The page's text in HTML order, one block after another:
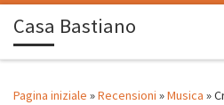
Passa al contenuto
Casa Bastiano
Pagina iniziale »Recensioni »Musica »